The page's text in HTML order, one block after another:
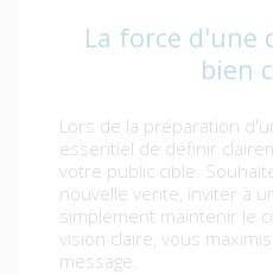
La force d'une
bien
Lors de la préparation
essentiel de définir
votre public cible.
nouvelle vente, inviter à
simplement maintenir le
vision claire, vous
message.